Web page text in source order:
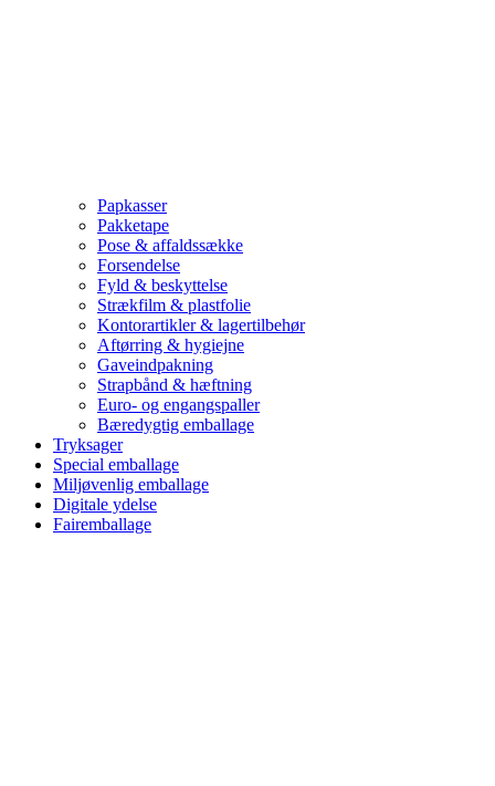
Papkasser
Pakketape
Pose & affaldssække
Forsendelse
Fyld & beskyttelse
Strækfilm & plastfolie
Kontorartikler & lagertilbehør
Aftørring & hygiejne
Gaveindpakning
Strapbånd & hæftning
Euro- og engangspaller
Bæredygtig emballage
Tryksager
Special emballage
Miljøvenlig emballage
Digitale ydelse
Fairemballage